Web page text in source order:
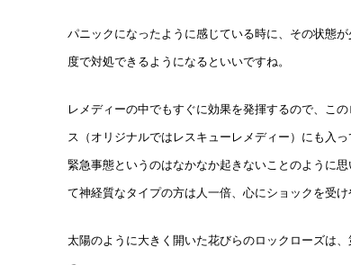
パニックになったように感じている時に、その状態
度で対処できるようになるといいですね。
レメディーの中でもすぐに効果を発揮するので、この
ス（オリジナルではレスキューレメディー）にも入っ
緊急事態というのはなかなか起きないことのように
て神経質なタイプの方は人一倍、心にショックを受け
太陽のように大きく開いた花びらのロックローズは